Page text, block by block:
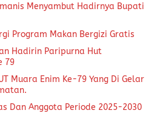
Menyambut Hadirnya Bupati
Program Makan Bergizi Gratis
Hadirin Paripurna Hut
79
Muara Enim Ke-79 Yang Di Gelar
Dan Anggota Periode 2025-2030